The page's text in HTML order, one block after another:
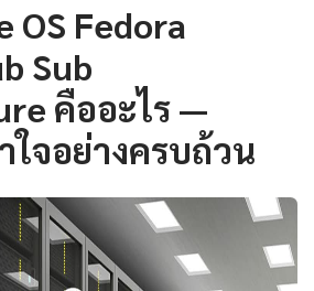
OS Fedora
Sub
คืออะไร —
ใจอย่างครบถ้วน